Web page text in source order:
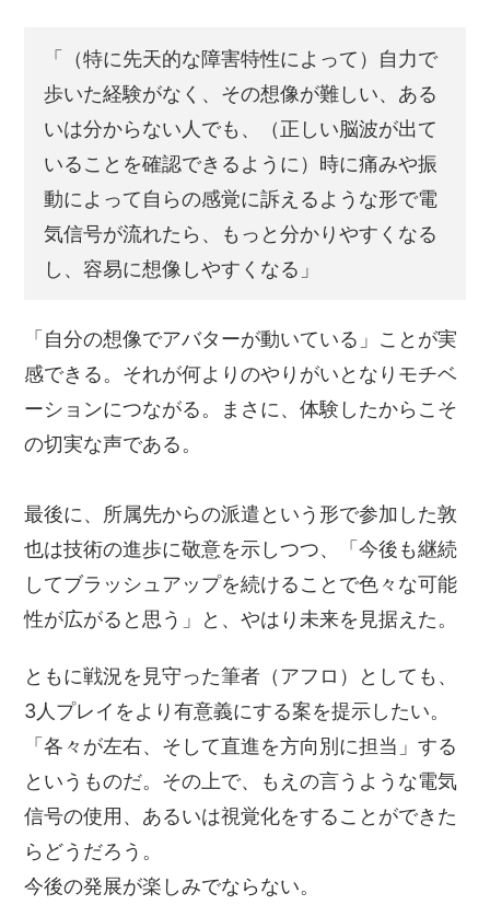
「（特に先天的な障害特性によって）自力で
歩いた経験がなく、その想像が難しい、ある
いは分からない人でも、（正しい脳波が出て
いることを確認できるように）時に痛みや振
動によって自らの感覚に訴えるような形で電
気信号が流れたら、もっと分かりやすくなる
し、容易に想像しやすくなる」
「自分の想像でアバターが動いている」ことが実
感できる。それが何よりのやりがいとなりモチベ
ーションにつながる。まさに、体験したからこそ
の切実な声である。
最後に、所属先からの派遣という形で参加した敦
也は技術の進歩に敬意を示しつつ、「今後も継続
してブラッシュアップを続けることで色々な可能
性が広がると思う」と、やはり未来を見据えた。
ともに戦況を見守った筆者（アフロ）としても、
3人プレイをより有意義にする案を提示したい。
「各々が左右、そして直進を方向別に担当」する
というものだ。その上で、もえの言うような電気
信号の使用、あるいは視覚化をすることができた
らどうだろう。
今後の発展が楽しみでならない。